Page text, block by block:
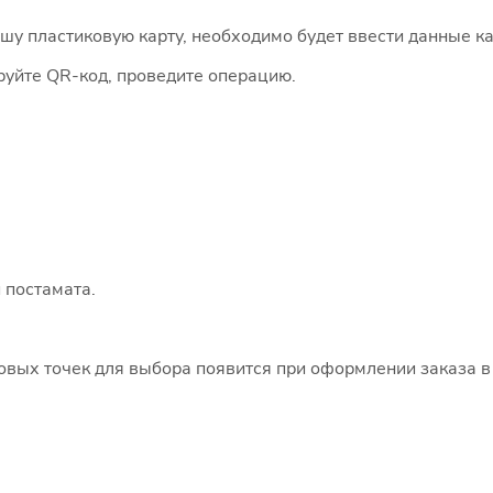
карту, необходимо будет ввести данные
QR-код, проведите операцию.
точек для выбора появится при оформлении заказа